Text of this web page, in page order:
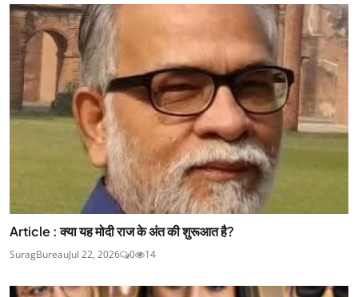
Article : क्या यह मोदी राज के अंत की शुरूआत है?
SuragBureauJul 22, 2026 0 14